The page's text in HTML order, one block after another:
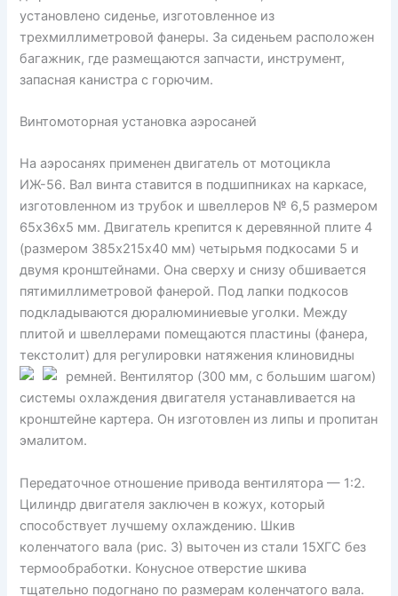
установлено сиденье, изготовленное из
трехмиллиметровой фанеры. За сиденьем расположен
багажник, где размещаются запчасти, инструмент,
запасная канистра с горючим.
Винтомоторная установка аэросаней
На аэросанях применен двигатель от мотоцикла
ИЖ-56. Вал винта ставится в подшипниках на каркасе,
изготовленном из трубок и швеллеров № 6,5 размером
65х36х5 мм. Двигатель крепится к деревянной плите 4
(размером 385х215х40 мм) четырьмя подкосами 5 и
двумя кронштейнами. Она сверху и снизу обшивается
пятимиллиметровой фанерой. Под лапки подкосов
подкладываются дюралюминиевые уголки. Между
плитой и швеллерами помещаются пластины (фанера,
текстолит) для регулировки натяжения клиновидны
ремней. Вентилятор (300 мм, с большим шагом)
системы охлаждения двигателя устанавливается на
кронштейне картера. Он изготовлен из липы и пропитан
эмалитом.
Передаточное отношение привода вентилятора — 1:2.
Цилиндр двигателя заключен в кожух, который
способствует лучшему охлаждению. Шкив
коленчатого вала (рис. 3) выточен из стали 15ХГС без
термообработки. Конусное отверстие шкива
тщательно подогнано по размерам коленчатого вала.